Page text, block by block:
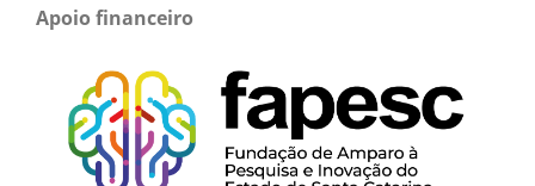
Apoio financeiro